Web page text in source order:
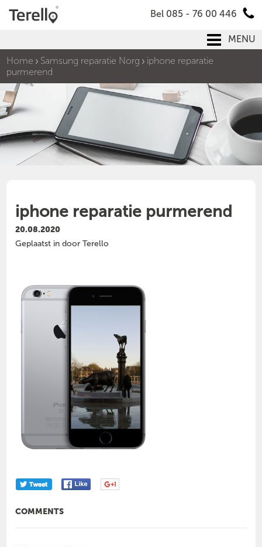
Bel 085 - 76 00 446
MENU
Home
Samsung reparatie Norg
iphone reparatie
purmerend
iphone reparatie purmerend
20.08.2020
Geplaatst in door Terello
COMMENTS